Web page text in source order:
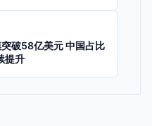
破58亿美元 中国占比
提升